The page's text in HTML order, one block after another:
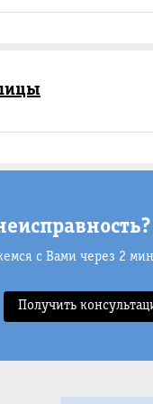
с Вами через 2